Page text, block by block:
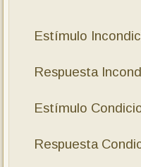
Estímulo
Respuesta
Estímulo
Respuesta